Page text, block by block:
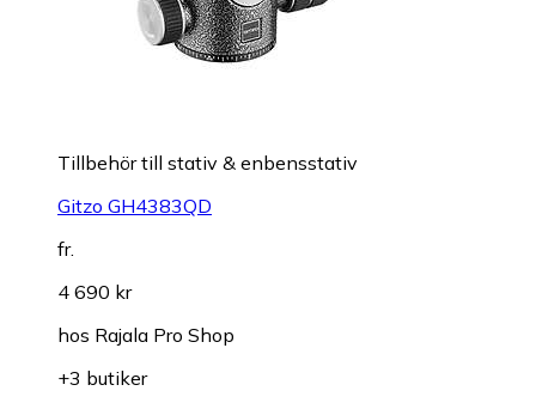
Tillbehör till stativ & enbensstativ
Gitzo GH4383QD
fr.
4 690 kr
hos Rajala Pro Shop
+3 butiker